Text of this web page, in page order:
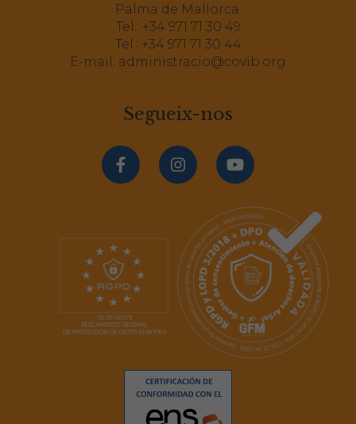
Palma de Mallorca.
Tel.: +34 971 71 30 49
Tel.: +34 971 71 30 44
E-mail: administracio@covib.org
Segueix-nos